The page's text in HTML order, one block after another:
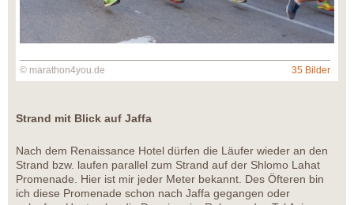
© marathon4you.de 35 Bilder
Strand mit Blick auf Jaffa
Nach dem Renaissance Hotel dürfen die Läufer wieder an den
Strand bzw. laufen parallel zum Strand auf der Shlomo Lahat
Promenade. Hier ist mir jeder Meter bekannt. Des Öfteren bin
ich diese Promenade schon nach Jaffa gegangen oder